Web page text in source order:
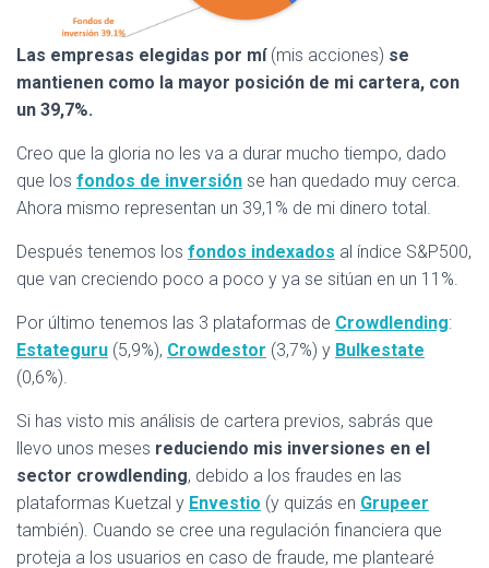
Las empresas elegidas por mí (mis acciones) se
mantienen como la mayor posición de mi cartera, con
un 39,7%.
Creo que la gloria no les va a durar mucho tiempo, dado
que los fondos de inversión se han quedado muy cerca.
Ahora mismo representan un 39,1% de mi dinero total.
Después tenemos los fondos indexados al índice S&P500,
que van creciendo poco a poco y ya se sitúan en un 11%.
Por último tenemos las 3 plataformas de Crowdlending:
Estateguru (5,9%), Crowdestor (3,7%) y Bulkestate
(0,6%).
Si has visto mis análisis de cartera previos, sabrás que
llevo unos meses reduciendo mis inversiones en el
sector crowdlending, debido a los fraudes en las
plataformas Kuetzal y Envestio (y quizás en Grupeer
también). Cuando se cree una regulación financiera que
proteja a los usuarios en caso de fraude, me plantearé